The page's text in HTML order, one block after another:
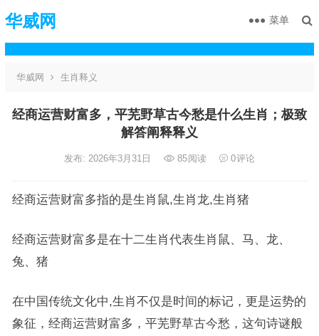
华威网 菜单
华威网 生肖释义
经商运营财富多，平芜野草古今愁是什么生肖；极致
解答阐释释义
发布: 2026年3月31日 85阅读 0评论
经商运营财富多指的是生肖鼠,生肖龙,生肖猪
经商运营财富多是在十二生肖代表生肖鼠、马、龙、
兔、猪
在中国传统文化中,生肖不仅是时间的标记，更是运势的
象征，经商运营财富多，平芜野草古今愁，这句诗谜般